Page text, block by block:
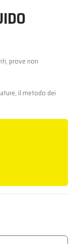
prove non
il metodo dei